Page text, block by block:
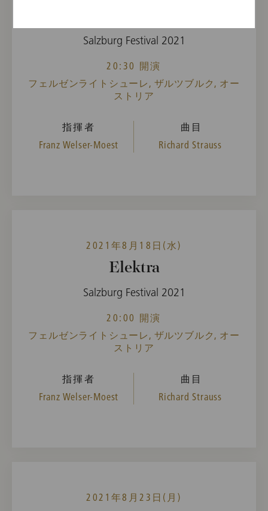
Salzburg Festival 2021
20:30 開演
フェルゼンライトシューレ, ザルツブルク, オー
ストリア
指揮者
Franz Welser-Moest
曲目
Richard Strauss
2021年8月18日(水)
Elektra
Salzburg Festival 2021
20:00 開演
フェルゼンライトシューレ, ザルツブルク, オー
ストリア
指揮者
Franz Welser-Moest
曲目
Richard Strauss
2021年8月23日(月)